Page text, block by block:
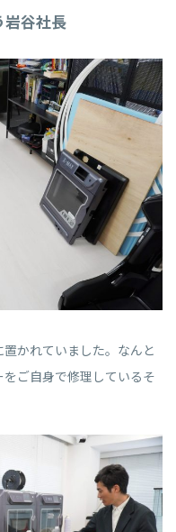
岩谷社長
かれていました。なんと
ご自身で修理しているそ